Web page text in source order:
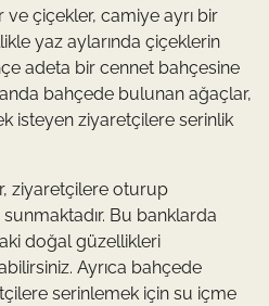
çiçekler, camiye ayrı bir
yaz aylarında çiçeklerin
adeta bir cennet bahçesine
bahçede bulunan ağaçlar,
isteyen ziyaretçilere serinlik
ziyaretçilere oturup
Bu banklarda
doğal güzellikleri
Ayrıca bahçede
serinlemek için su içme